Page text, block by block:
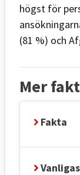
högst för
(81 %) och
Mer
Fakta